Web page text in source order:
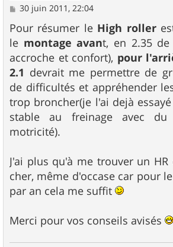
M
s
s
a
g
e
30 juin 2011, 22:04
Pour résumer leHigh roller
le montage avant, en 2.35 de
accroche et confort), pour
2.1 devrait me permettre de
de difficultés et appréhender
trop broncher(je l'ai dejà
stable au freinage avec
motricité).
J'ai plus qu'à me trouver un
cher, même d'occase car pour
par an cela me suffit
Merci pour vos conseils avisés